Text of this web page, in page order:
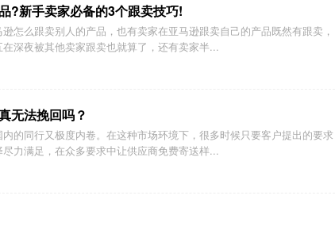
?新手卖家必备的3个跟卖技巧!
怎么跟卖别人的产品，也有卖家在亚马逊跟卖自己的产品既然有跟卖，
深夜被其他卖家跟卖也就算了，还有卖家半...
无法挽回吗？
的同行又极度内卷。在这种市场环境下，很多时候只要客户提出的要求
力满足，在众多要求中让供应商免费寄送样...